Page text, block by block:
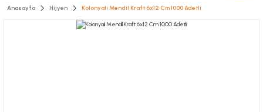
Anasayfa Hijyen Kolonyalı Mendil Kraft 6x12 Cm 1000 Adetli